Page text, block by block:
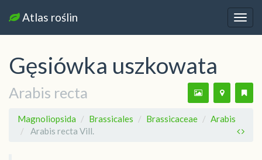
Atlas roślin
Gęsiówka uszkowata
Arabis recta
Magnoliopsida Brassicales Brassicaceae
Arabis
Arabis recta Vill.